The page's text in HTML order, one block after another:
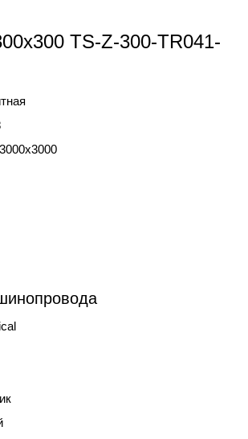
TS-Z-300-TR041-